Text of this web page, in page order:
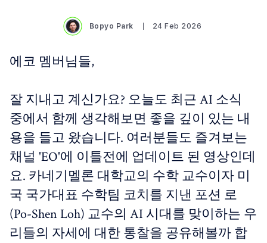
Bopyo Park 24 Feb 2026
에코 멤버님들,
잘 지내고 계신가요? 오늘도 최근 AI 소식
중에서 함께 생각해보면 좋을 깊이 있는 내
용을 들고 왔습니다. 여러분들도 즐겨보는
채널 'EO'에 이틀전에 업데이트 된 영상인데
요. 카네기멜론 대학교의 수학 교수이자 미
국 국가대표 수학팀 코치를 지낸 포션 로
(Po-Shen Loh) 교수의 AI 시대를 맞이하는 우
리들의 자세에 대한 통찰을 공유해볼까 합